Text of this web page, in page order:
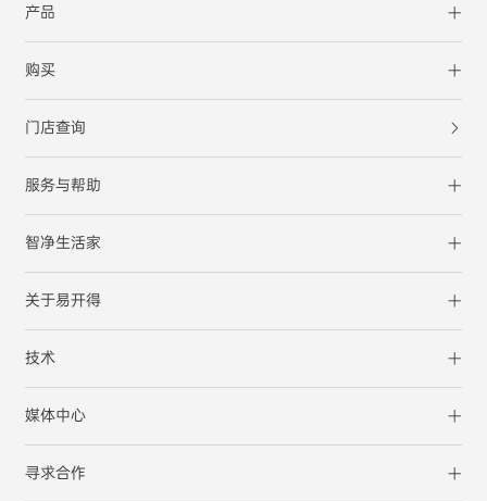
产品
购买
门店查询
服务与帮助
智净生活家
关于易开得
技术
媒体中心
寻求合作